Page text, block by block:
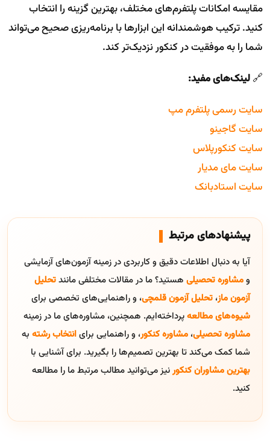
مقایسه امکانات پلتفرم‌های مختلف، بهترین گزینه را انتخاب
کنید. ترکیب هوشمندانه این ابزارها با برنامه‌ریزی صحیح می‌تواند
شما را به موفقیت در کنکور نزدیک‌تر کند.
🔗لینک‌های مفید:
سایت رسمی پلتفرم مپ
سایت گاجینو
سایت کنکورپلاس
سایت مای مدیار
سایت استادبانک
پیشنهادهای مرتبط
آیا به دنبال اطلاعات دقیق و کاربردی در زمینه آزمون‌های آزمایشی
ومشاوره تحصیلی هستید؟ ما در مقالات مختلفی مانندتحلیل
آزمون ماز، تحلیل آزمون قلمچی، و راهنمایی‌های تخصصی برای
شیوه‌های مطالعهپرداخته‌ایم. همچنین، مشاوره‌های ما در زمینه
مشاوره تحصیلی، مشاوره کنکور، و راهنمایی برایانتخاب رشته به
شما کمک می‌کند تا بهترین تصمیم‌ها را بگیرید. برای آشنایی با
بهترین مشاوران کنکورنیز می‌توانید مطالب مرتبط ما را مطالعه
کنید.